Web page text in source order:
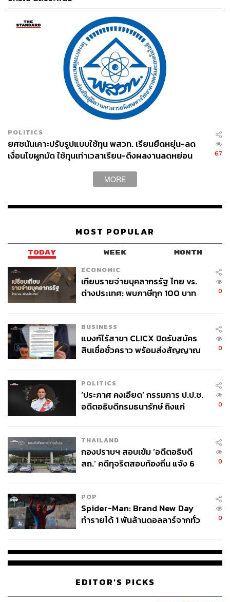
POLITICS
ยศชนันเคาะปรับรูปแบบใช้ทุน พสวท. เรียนยืดหยุ่น-ลด
เงื่อนไขผูกมัด ใช้ทุนเท่าเวลาเรียน-ดึงผลงานลดหย่อน
67
MORE
MOST POPULAR
TODAY WEEK MONTH
ECONOMIC
เทียบรายจ่ายบุคลากรรัฐ ไทย vs.
ต่างประเทศ: พบภาษีทุก 100 บาท
0
BUSINESS
แบงก์ไร้สาขา CLICX ปิดรับสมัคร
สินเชื่อชั่วคราว พร้อมส่งสัญญาณ
0
POLITICS
‘ประภาศ คงเอียด’ กรรมการ ป.ป.ช.
อดีตอธิบดีกรมธนารักษ์ ถึงแก่
0
THAILAND
กองปราบฯ สอบเข้ม ‘อดีตอธิบดี
สถ.’ คดีทุจริตสอบท้องถิ่น แจ้ง 6
0
POP
Spider-Man: Brand New Day
ทำรายได้ 1 พันล้านดอลลาร์จากทั่ว
0
EDITOR'S PICKS